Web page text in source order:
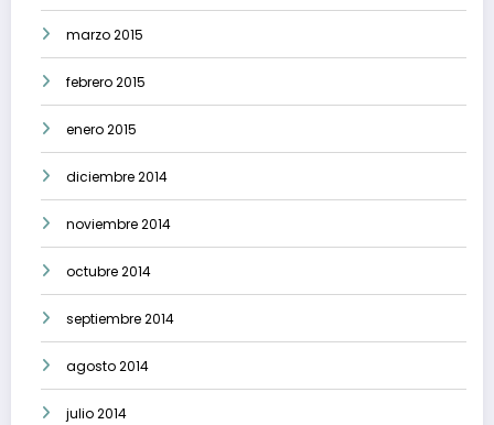
marzo 2015
febrero 2015
enero 2015
diciembre 2014
noviembre 2014
octubre 2014
septiembre 2014
agosto 2014
julio 2014